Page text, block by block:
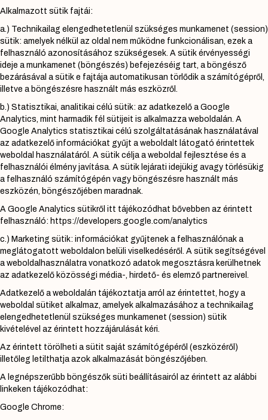
Alkalmazott sütik fajtái:
a.) Technikailag elengedhetetlenül szükséges munkamenet (session)
sütik: amelyek nélkül az oldal nem működne funkcionálisan, ezek a
felhasználó azonosításához szükségesek. A sütik érvényességi
ideje a munkamenet (böngészés) befejezéséig tart, a böngésző
bezárásával a sütik e fajtája automatikusan törlődik a számítógépről,
illetve a böngészésre használt más eszközről.
b.) Statisztikai, analitikai célú sütik: az adatkezelő a Google
Analytics, mint harmadik fél sütijeit is alkalmazza weboldalán. A
Google Analytics statisztikai célú szolgáltatásának használatával
az adatkezelő információkat gyűjt a weboldalt látogató érintettek
weboldal használatáról. A sütik célja a weboldal fejlesztése és a
felhasználói élmény javítása. A sütik lejárati idejükig avagy törlésükig
a felhasználó számítógépén vagy böngészésre használt más
eszközén, böngészőjében maradnak.
A Google Analytics sütikről itt tájékozódhat bővebben az érintett
felhasználó: https://developers.google.com/analytics
c.) Marketing sütik: információkat gyűjtenek a felhasználónak a
meglátogatott weboldalon belüli viselkedéséről. A sütik segítségével
a weboldalhasználatra vonatkozó adatok megosztásra kerülhetnek
az adatkezelő közösségi média-, hirdető- és elemző partnereivel.
Adatkezelő a weboldalán tájékoztatja arról az érintettet, hogy a
weboldal sütiket alkalmaz, amelyek alkalmazásához a technikailag
elengedhetetlenül szükséges munkamenet (session) sütik
kivételével az érintett hozzájárulását kéri.
Az érintett törölheti a sütit saját számítógépéről (eszközéről)
illetőleg letilthatja azok alkalmazását böngészőjében.
A legnépszerűbb böngészők süti beállításairól az érintett az alábbi
linkeken tájékozódhat:
Google Chrome: